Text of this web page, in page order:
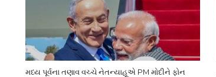
મધ્ય પૂર્વના તણાવ વચ્ચે નેતન્યાહૂએ PM મોદીને ફોન